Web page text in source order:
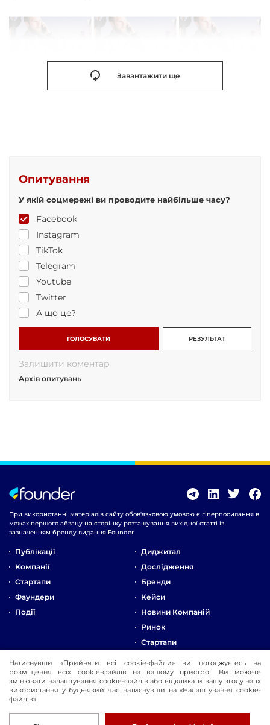
Завантажити ще
Опитування
У якій соцмережі ви проводите найбільше часу?
Facebook
Instagram
TikTok
Telegram
Youtube
Twitter
А що це?
ГОЛОСУВАТИ РЕЗУЛЬТАТ
Залишити коментар
Архів опитувань
При використанні матеріалів сайту обов'язковою умовою є гіперпосилання в
межах першого абзацу на сторінку розташування вихідної статті із
зазначенням бренду видання Founder
Публікації
Компанії
Стартапи
Фаундери
Події
Диджитал
Дослідження
Бренди
Кейси
Новини Компаній
Ринок
Стартапи
Про Компанію
Реклама
Контакти
Натиснувши «Прийняти всі cookie-файли» ви погоджуєтесь на
розміщення всіх cookie-файлів на вашому пристрої. Ви можете
змінювати налаштування cookie-файлів або відкликати вашу згоду на їх
використання у будь-який час натиснувши на «Налаштування cookie-
файлів».